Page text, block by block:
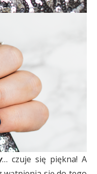
… czuje się piękna! A